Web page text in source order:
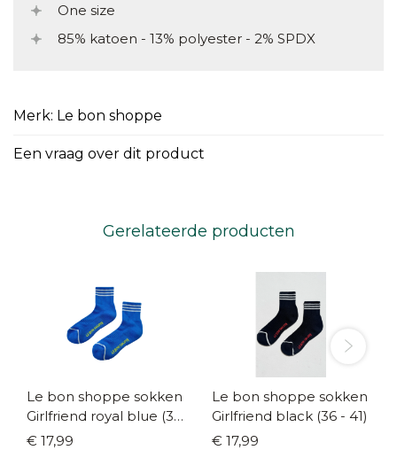
One size
85% katoen - 13% polyester - 2% SPDX
Merk: Le bon shoppe
Een vraag over dit product
Gerelateerde producten
Le bon shoppe sokken
Girlfriend royal blue (36
- 41)
€ 17,99
Le bon shoppe sokken
Girlfriend black (36 - 41)
€ 17,99